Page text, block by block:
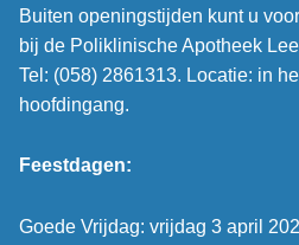
Buiten openingstijden kunt u
bij de Poliklinische Apotheek
Tel: (058) 2861313. Locatie: in
hoofdingang.
Feestdagen:
Goede Vrijdag: vrijdag 3 april